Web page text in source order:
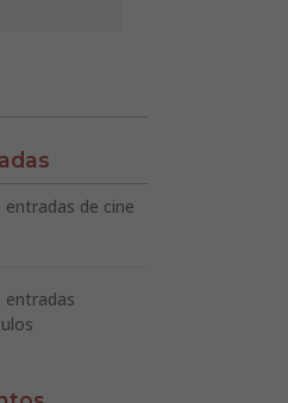
de cine
entradas